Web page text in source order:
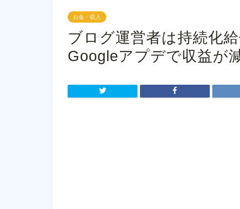
お金・収入
ブログ運営者は持続化
Googleアプデで収益が